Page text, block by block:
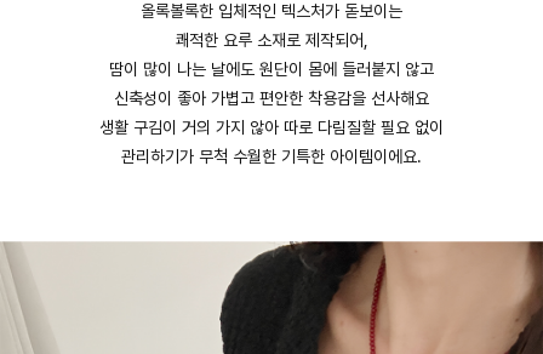
올록볼록한 입체적인 텍스처가 돋보이는
쾌적한 요루 소재로 제작되어,
땀이 많이 나는 날에도 원단이 몸에 들러붙지 않고
신축성이 좋아 가볍고 편안한 착용감을 선사해요
생활 구김이 거의 가지 않아 따로 다림질할 필요 없이
관리하기가 무척 수월한 기특한 아이템이에요.